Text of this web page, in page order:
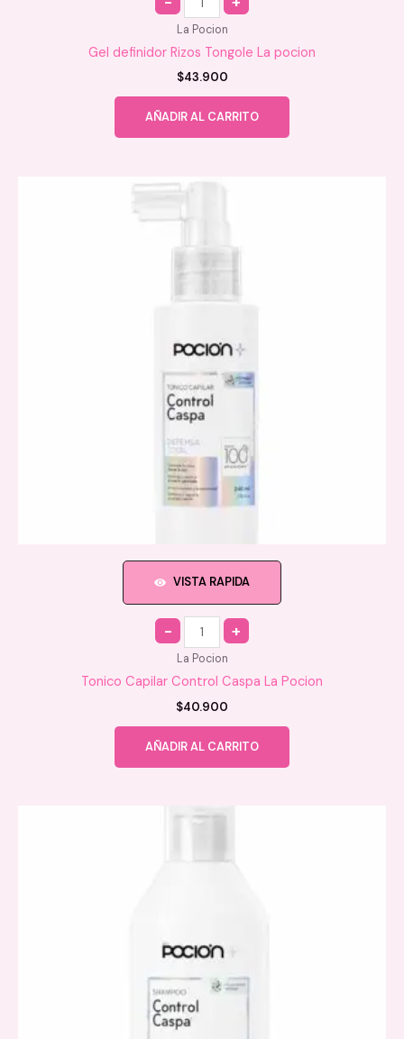
La Pocion
Gel definidor Rizos Tongole La pocion
$43.900
AÑADIR AL CARRITO
VISTA RAPIDA
Quantity
La Pocion
Tonico Capilar Control Caspa La Pocion
$40.900
AÑADIR AL CARRITO